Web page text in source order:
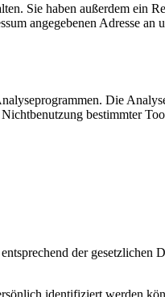
Sie haben außerdem ein
angegebenen Adresse an
Die
bestimmter
der gesetzlichen
identifiziert werden